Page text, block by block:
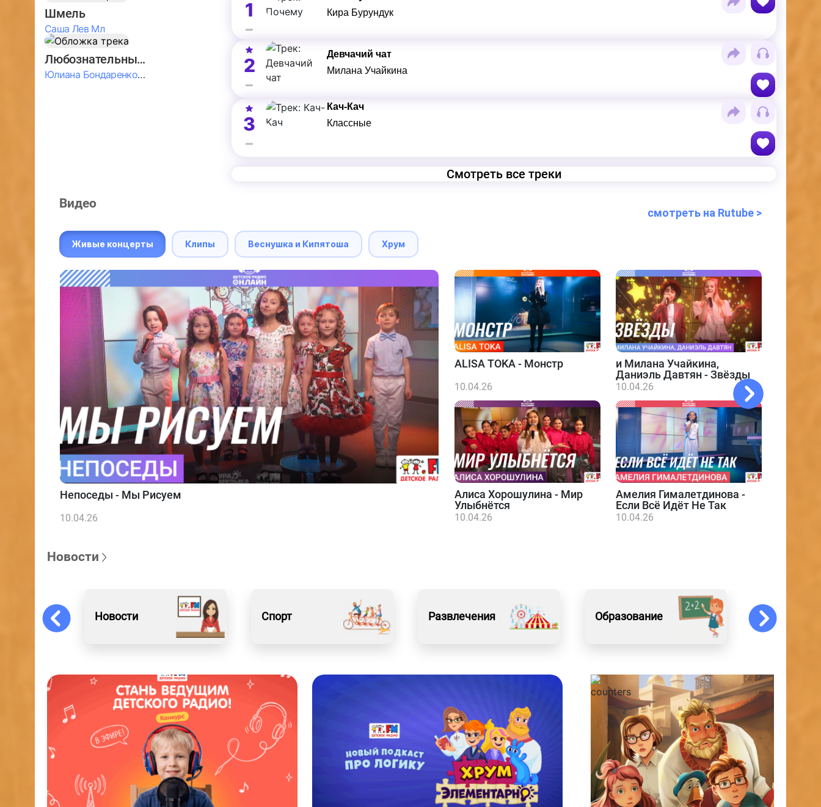
Шмель
Саша Лев Мл
Любознательные Дети
Юлиана Бондаренко & Амелия Колпакова & Егор Егоров & Валерия Шевченко & Ксюша Косичкина
1
Кира Бурундук
2
Девчачий чат
Милана Учайкина
3
Кач-Кач
Классные
Смотреть все треки
Видео
смотреть на Rutube >
Живые концерты Клипы Веснушка и Кипятоша Хрум
Непоседы - Мы Рисуем
10.04.26
ALISA TOKA - Монстр
10.04.26
и Милана Учайкина,
Даниэль Давтян - Звёзды
10.04.26
Алиса Хорошулина - Мир
Улыбнётся
10.04.26
Амелия Гималетдинова -
Если Всё Идёт Не Так
10.04.26
Новости
Новости Спорт Развлечения Образование Искусство